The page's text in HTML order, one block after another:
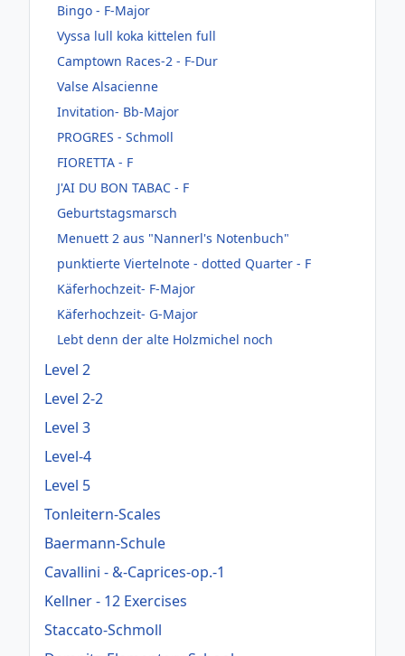
Bingo - F-Major
Vyssa lull koka kittelen full
Camptown Races-2 - F-Dur
Valse Alsacienne
Invitation- Bb-Major
PROGRES - Schmoll
FIORETTA - F
J'AI DU BON TABAC - F
Geburtstagsmarsch
Menuett 2 aus "Nannerl's Notenbuch"
punktierte Viertelnote - dotted Quarter - F
Käferhochzeit- F-Major
Käferhochzeit- G-Major
Lebt denn der alte Holzmichel noch
Level 2
Level 2-2
Level 3
Level-4
Level 5
Tonleitern-Scales
Baermann-Schule
Cavallini - &-Caprices-op.-1
Kellner - 12 Exercises
Staccato-Schmoll